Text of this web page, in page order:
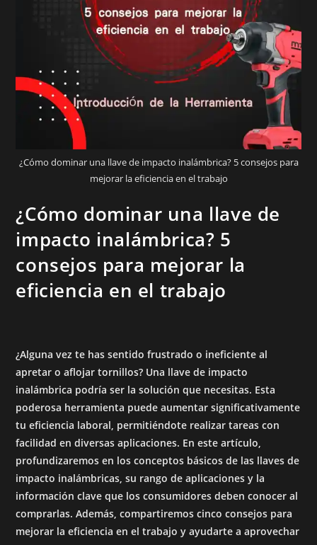
¿Cómo dominar una llave de impacto inalámbrica? 5 consejos para
mejorar la eficiencia en el trabajo
¿Cómo dominar una llave de
impacto inalámbrica? 5
consejos para mejorar la
eficiencia en el trabajo
¿Alguna vez te has sentido frustrado o ineficiente al
apretar o aflojar tornillos? Una llave de impacto
inalámbrica podría ser la solución que necesitas. Esta
poderosa herramienta puede aumentar significativamente
tu eficiencia laboral, permitiéndote realizar tareas con
facilidad en diversas aplicaciones. En este artículo,
profundizaremos en los conceptos básicos de las llaves de
impacto inalámbricas, su rango de aplicaciones y la
información clave que los consumidores deben conocer al
comprarlas. Además, compartiremos cinco consejos para
mejorar la eficiencia en el trabajo y ayudarte a aprovechar